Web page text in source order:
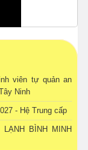
viên tự quản an
Ninh
- Hệ Trung cấp
BÌNH MINH